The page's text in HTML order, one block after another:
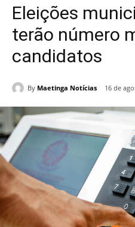
Eleições
terão número
candidatos
By Maetinga Notícias 16 de